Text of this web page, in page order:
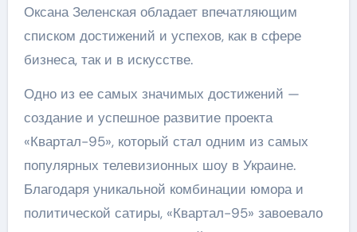
Оксана Зеленская обладает впечатляющим
списком достижений и успехов, как в сфере
бизнеса, так и в искусстве.
Одно из ее самых значимых достижений —
создание и успешное развитие проекта
«Квартал-95», который стал одним из самых
популярных телевизионных шоу в Украине.
Благодаря уникальной комбинации юмора и
политической сатиры, «Квартал-95» завоевало